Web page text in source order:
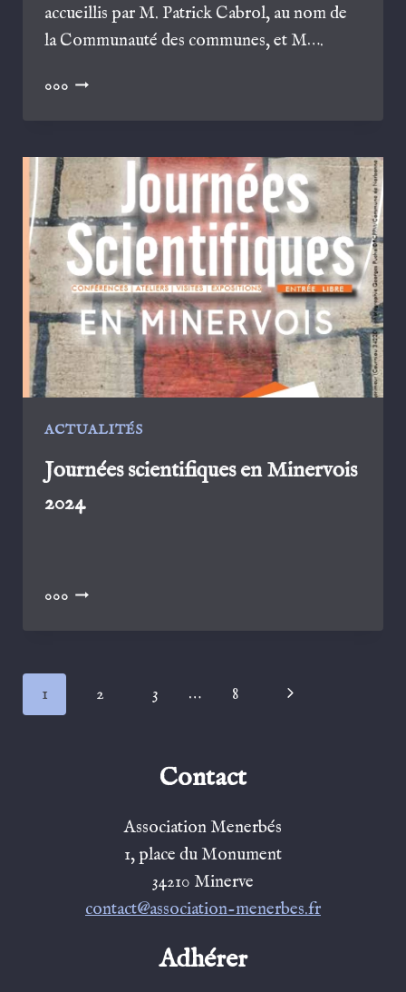
accueillis par M. Patrick Cabrol, au nom de
la Communauté des communes, et M….
0009
2024
:
JOURNÉES
SCIENTIFIQUES
EN
MINERVOIS
:
LE
REPORTAGE
ACTUALITÉS
Journées scientifiques en Minervois
2024
000JOURNÉES
Navigation
1 2 3 … 8
Page
Contact
Association Menerbés
1, place du Monument
34210 Minerve
contact@association-menerbes.fr
Adhérer